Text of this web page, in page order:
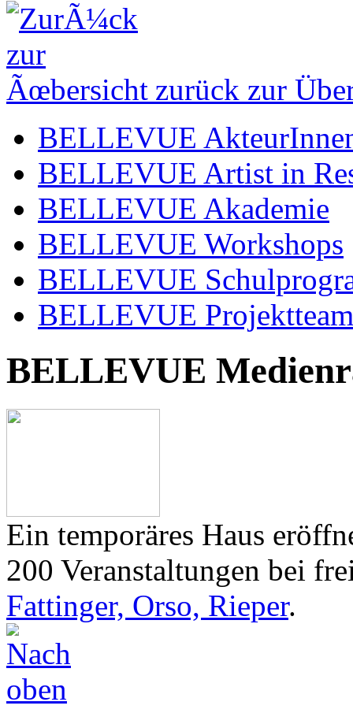
zurück zur
BELLEVUE
BELLEVUE Artist in
BELLEVUE Akademie
BELLEVUE Workshops
BELLEVUE
BELLEVUE Projektteam
BELLEVUE
Ein temporäres Haus
200 Veranstaltungen bei
Fattinger, Orso, Rieper.